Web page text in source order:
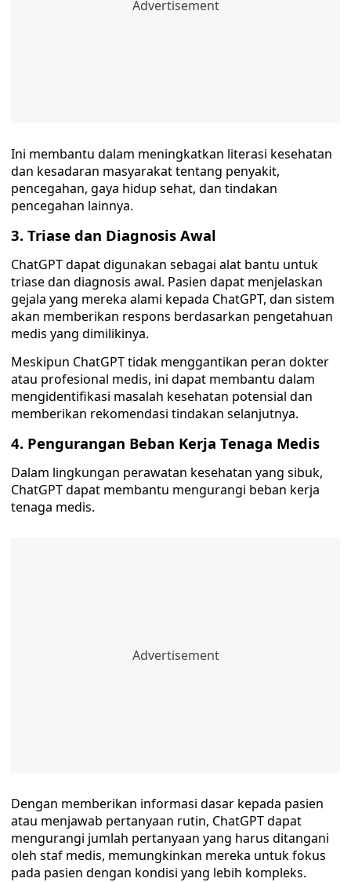
Ini membantu dalam meningkatkan literasi kesehatan
dan kesadaran masyarakat tentang penyakit,
pencegahan, gaya hidup sehat, dan tindakan
pencegahan lainnya.
3. Triase dan Diagnosis Awal
ChatGPT dapat digunakan sebagai alat bantu untuk
triase dan diagnosis awal. Pasien dapat menjelaskan
gejala yang mereka alami kepada ChatGPT, dan sistem
akan memberikan respons berdasarkan pengetahuan
medis yang dimilikinya.
Meskipun ChatGPT tidak menggantikan peran dokter
atau profesional medis, ini dapat membantu dalam
mengidentifikasi masalah kesehatan potensial dan
memberikan rekomendasi tindakan selanjutnya.
4. Pengurangan Beban Kerja Tenaga Medis
Dalam lingkungan perawatan kesehatan yang sibuk,
ChatGPT dapat membantu mengurangi beban kerja
tenaga medis.
Dengan memberikan informasi dasar kepada pasien
atau menjawab pertanyaan rutin, ChatGPT dapat
mengurangi jumlah pertanyaan yang harus ditangani
oleh staf medis, memungkinkan mereka untuk fokus
pada pasien dengan kondisi yang lebih kompleks.